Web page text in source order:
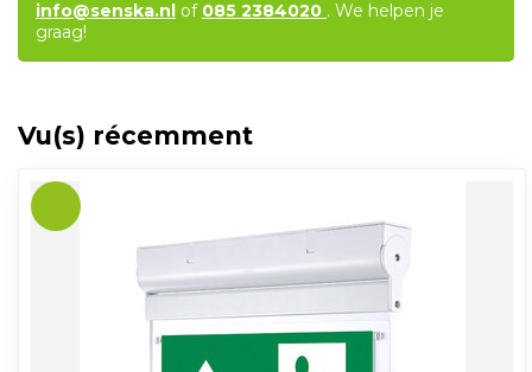
info@senska.nl of 085 2384020 . We helpen je
graag!
Vu(s) récemment